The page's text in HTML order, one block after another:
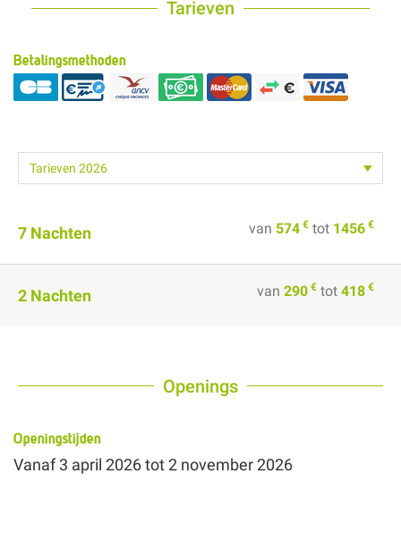
Tarieven
Betalingsmethoden
7 Nachten van 574 € tot 1456 €
2 Nachten van 290 € tot 418 €
Openings
Openingstijden
Vanaf 3 april 2026tot2 november 2026